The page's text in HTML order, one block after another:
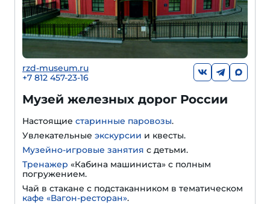
rzd-museum.ru
+7 812 457-23-16
Музей железных дорог России
Настоящие старинные паровозы.
Увлекательные экскурсии и квесты.
Музейно-игровые занятия с детьми.
Тренажер «Кабина машиниста» с полным
погружением.
Чай в стакане с подстаканником в тематическом
кафе «Вагон-ресторан».